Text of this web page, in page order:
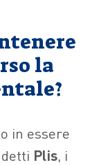
la
in essere
Plis, i